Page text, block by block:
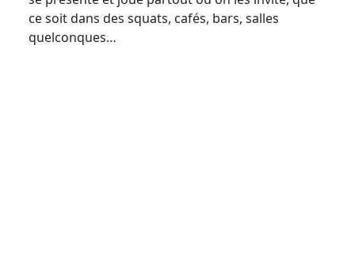
ce soit dans des squats, cafés, bars, salles
quelconques…